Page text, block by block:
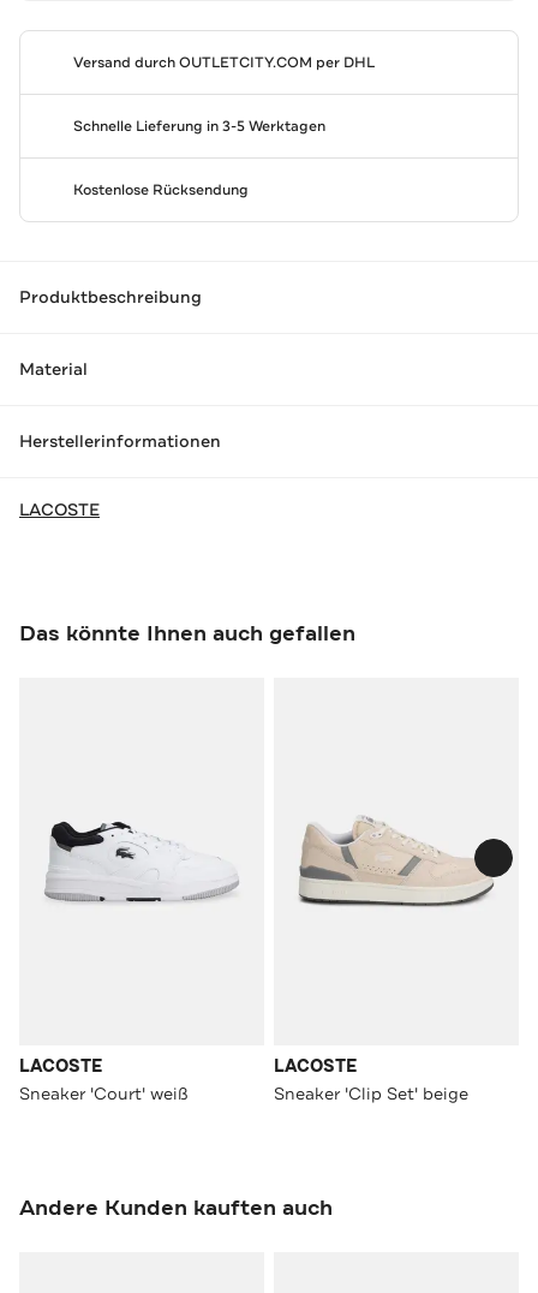
Versand durchOUTLETCITY.COM per DHL
Schnelle Lieferung in 3-5 Werktagen
Kostenlose Rücksendung
Produktbeschreibung
Material
Herstellerinformationen
LACOSTE
Das könnte Ihnen auch gefallen
LACOSTE
Sneaker 'Court' weiß
LACOSTE
Sneaker 'Clip Set' beige
Andere Kunden kauften auch